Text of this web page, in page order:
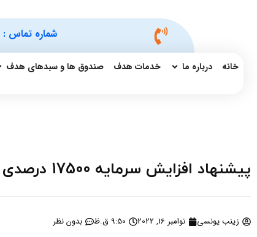
شماره تماس :
خانه درباره ما خدمات هدف صندوق ها و سبدهای هدف
پیشنهاد افزایش سرمایه 17500 درصدی کورز از دو محل
زینب یونسی نوامبر 16, 2022 9:50 ق.ظ بدون نظر